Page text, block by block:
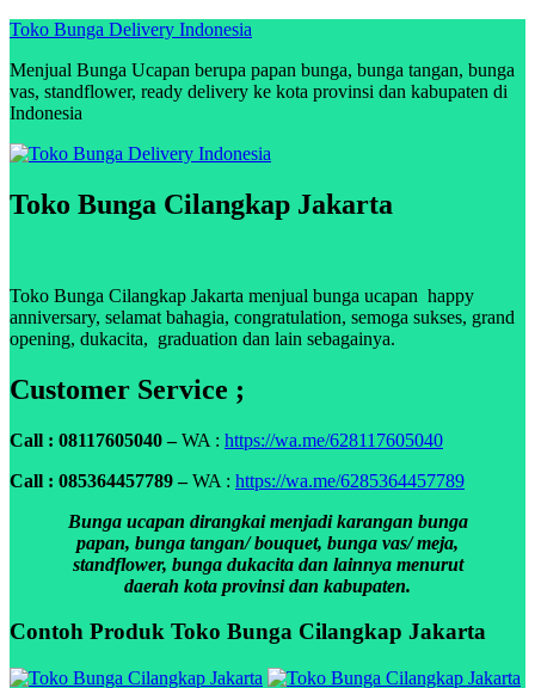
Skip
content
Toko Bunga Delivery Indonesia
Menjual Bunga Ucapan berupa papan bunga, bunga tangan, bunga
vas, standflower, ready delivery ke kota provinsi dan kabupaten di
Indonesia
Toko Bunga Cilangkap Jakarta
Toko Bunga Cilangkap Jakarta menjual bunga ucapan happy
anniversary, selamat bahagia, congratulation, semoga sukses, grand
opening, dukacita, graduation dan lain sebagainya.
Customer Service ;
Call : 08117605040 –WA : https://wa.me/628117605040
Call : 085364457789 –WA : https://wa.me/6285364457789
Bunga ucapan dirangkai menjadi karangan bunga
papan, bunga tangan/ bouquet, bunga vas/ meja,
standflower, bunga dukacita dan lainnya menurut
daerah kota provinsi dan kabupaten.
Contoh Produk Toko Bunga Cilangkap Jakarta